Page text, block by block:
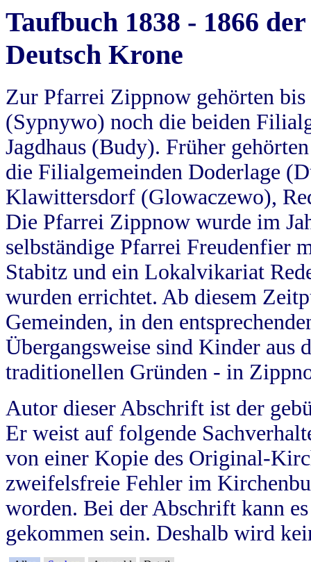
Taufbuch 1838 - 1866
Deutsch Krone
Zur Pfarrei Zippnow gehörten
(Sypnywo) noch die beiden
Jagdhaus (Budy). Früher
die Filialgemeinden Doderlage
Klawittersdorf (Glowaczewo),
Die Pfarrei Zippnow wurde im
selbständige Pfarrei Freudenfier
Stabitz und ein Lokalvikariat
wurden errichtet. Ab diesem
Gemeinden, in den
Übergangsweise sind Kinder aus
traditionellen Gründen - in
Autor dieser Abschrift ist der
Er weist auf folgende
von einer Kopie des Original-
zweifelsfreie Fehler im
worden. Bei der Abschrift kann
gekommen sein. Deshalb wird